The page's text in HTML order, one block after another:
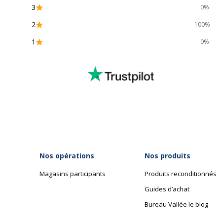
3 0%
2 100%
1 0%
Nos opérations
Magasins participants
Nos produits
Produits reconditionnés
Guides d’achat
Bureau Vallée le blog